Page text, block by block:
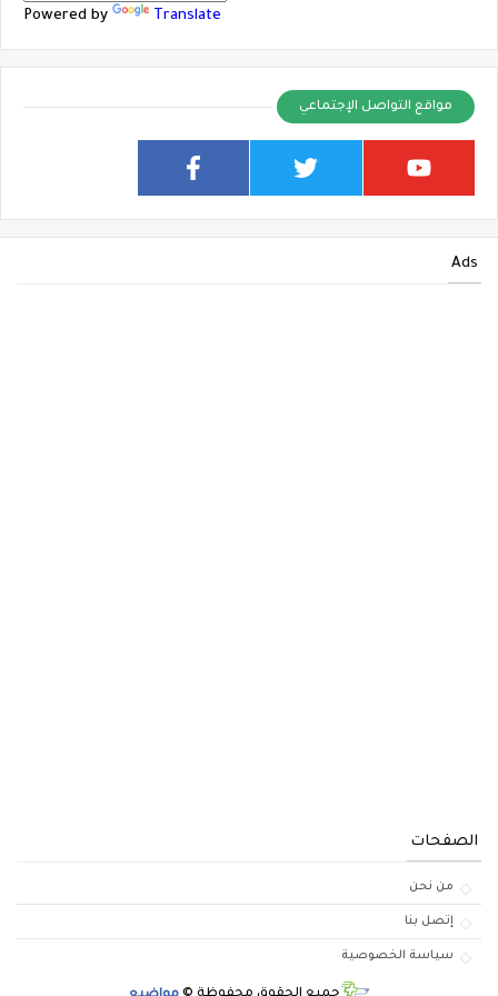
Powered by Translate
مواقع التواصل الإجتماعي
Ads
الصفحات
من نحن
إتصل بنا
سياسة الخصوصية